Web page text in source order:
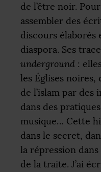
de l’être noir.
assembler des
discours élaborés
diaspora. Ses
underground :
les Églises noires,
de l’islam par
dans des
musique… Cette
dans le secret,
la répression
de la traite. J’ai